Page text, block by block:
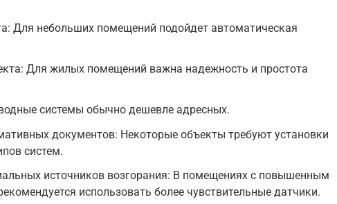
Для небольших помещений подойдет автоматическая
Для жилых помещений важна надежность и простота
системы обычно дешевле адресных.
документов: Некоторые объекты требуют установки
систем.
источников возгорания: В помещениях с повышенным
использовать более чувствительные датчики.